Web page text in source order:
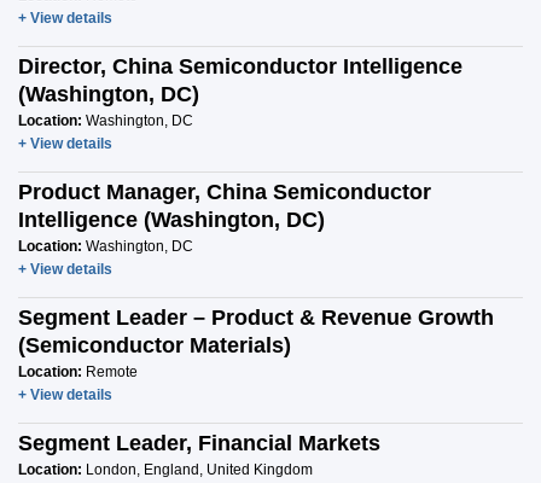
+ View details
Director, China Semiconductor Intelligence
(Washington, DC)
Location: Washington, DC
+ View details
Product Manager, China Semiconductor
Intelligence (Washington, DC)
Location: Washington, DC
+ View details
Segment Leader – Product & Revenue Growth
(Semiconductor Materials)
Location: Remote
+ View details
Segment Leader, Financial Markets
Location: London, England, United Kingdom